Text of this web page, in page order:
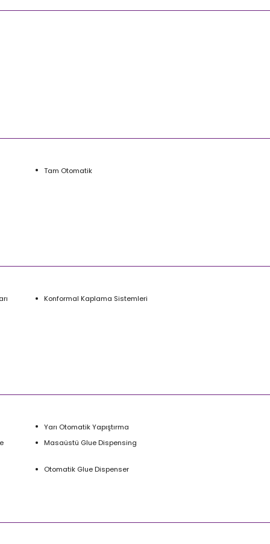
Tam Otomatik
Konformal Kaplama Sistemleri
Yarı Otomatik Yapıştırma
Masaüstü Glue Dispensing
Otomatik Glue Dispenser